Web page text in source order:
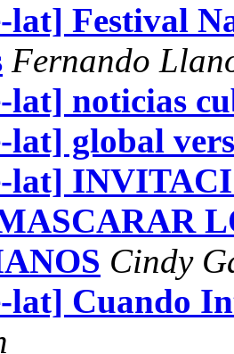
lat] Festival
Fernando
lat] noticias
lat] global
lat]
Cindy
lat] Cuando